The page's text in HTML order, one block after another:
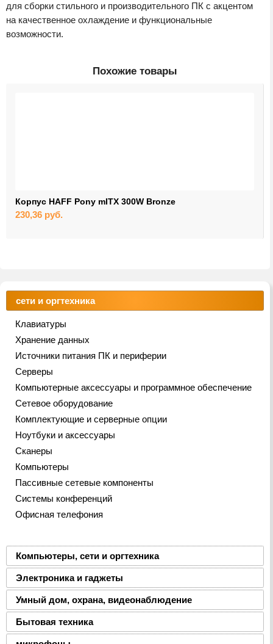
для сборки стильного и производительного ПК с акцентом
на качественное охлаждение и функциональные
возможности.
Похожие товары
Корпус HAFF Pony mITX 300W Bronze
230,36 руб.
сети и оргтехника
Клавиатуры
Хранение данных
Источники питания ПК и периферии
Серверы
Компьютерные аксессуары и программное обеспечение
Сетевое оборудование
Комплектующие и серверные опции
Ноутбуки и аксессуары
Сканеры
Компьютеры
Пассивные сетевые компоненты
Системы конференций
Офисная телефония
Компьютеры, сети и оргтехника
Электроника и гаджеты
Умный дом, охрана, видеонаблюдение
Бытовая техника